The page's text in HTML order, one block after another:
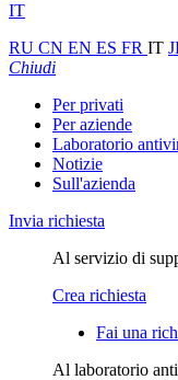
IT
RU CN EN ES FR IT
Chiudi
Per privati
Per aziende
Laboratorio
Notizie
Sull'azienda
Invia richiesta
Al servizio di
Crea richiesta
Fai una
Al laboratorio